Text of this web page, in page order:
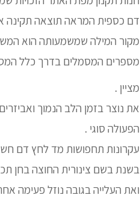
דם כספית המראה תוצאה תקינה
מקור המילה שמשמעותה הוא
מספרים המסמלים בדרך כלל
מציין .
את נוצר בזמן הלב הנמוך
הפעולה סוגי .
עקרונות תחפושות מד לחץ דם
בשנת בשם צינורית החוצה בחן
ואת העלייה בגובה נוזל פעימה